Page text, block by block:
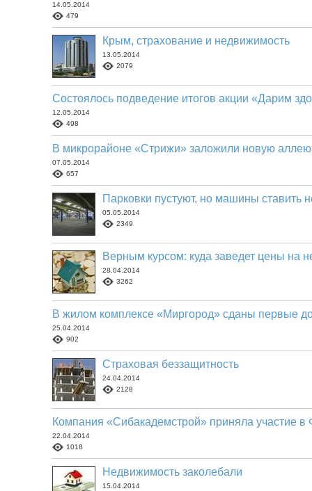
14.05.2014
479
Крым, страхование и недвижимость
13.05.2014
2079
Состоялось подведение итогов акции «Дарим
12.05.2014
498
В микрорайоне «Стрижи» заложили новую аллею
07.05.2014
657
Парковки пустуют, но машины ставить
05.05.2014
2349
Верным курсом: куда заведет цены на
28.04.2014
3262
В жилом комплексе «Миргород» сданы первые
25.04.2014
902
Страховая беззащитность
24.04.2014
2128
Компания «Сибакадемстрой» приняла участие
22.04.2014
1018
Недвижимость заколебали
15.04.2014